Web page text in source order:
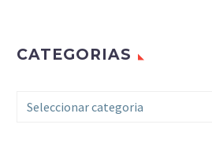
CATEGORIAS
Categorias